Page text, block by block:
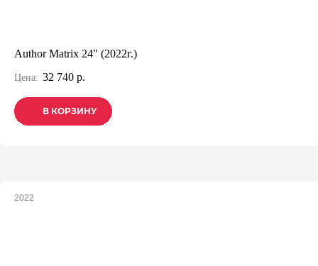
Author Matrix 24" (2022г.)
Цена: 32 740 р.
В КОРЗИНУ
В КОРЗИНУ
В КОРЗИНУ
2022